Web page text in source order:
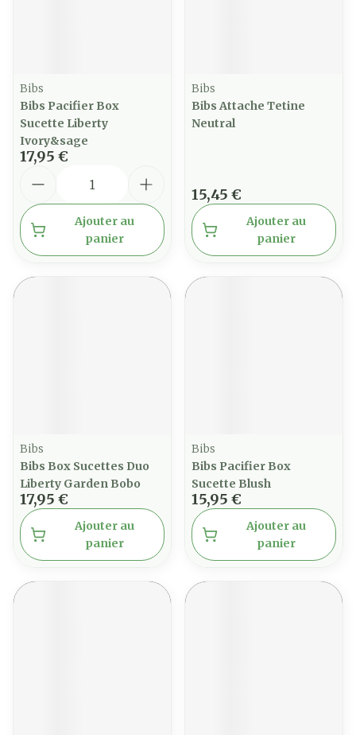
Bibs
Bibs Pacifier Box
Sucette Liberty
Ivory&sage
17,95 €
Ajouter au
panier
Bibs
Bibs Attache Tetine
Neutral
15,45 €
Ajouter au
panier
Bibs
Bibs Box Sucettes Duo
Liberty Garden Bobo
17,95 €
Ajouter au
panier
Bibs
Bibs Pacifier Box
Sucette Blush
15,95 €
Ajouter au
panier